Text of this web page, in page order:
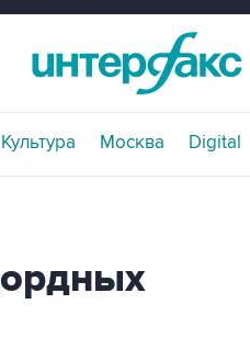
Культура Москва Digital